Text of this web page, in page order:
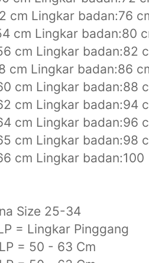
cm Lingkar badan:76
cm Lingkar badan:80
cm Lingkar badan:82
cm Lingkar badan:86
cm Lingkar badan:88
cm Lingkar badan:94
cm Lingkar badan:96
cm Lingkar badan:98
cm Lingkar badan:100
Size 25-34
= Lingkar Pinggang
= 50 - 63 Cm